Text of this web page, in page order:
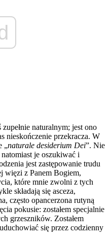
naturalnym; jest ono
nieskończenie przekracza. W
„naturale desiderium Dei”. Nie
natomiast je oszukiwać i
jest zastępowanie trudu
więzi z Panem Bogiem,
które mnie zwolni z tych
składają się asceza,
często opancerzona rutyną
pokusie: zostałem specjalnie
grzeszników. Zostałem
się przez codzienny